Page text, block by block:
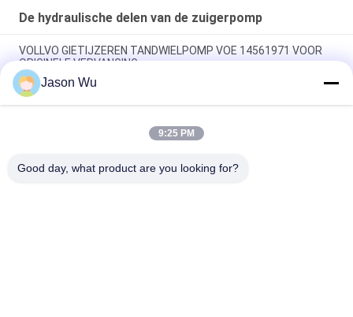
De hydraulische delen van de zuigerpomp
VOLLVO GIETIJZEREN TANDWIELPOMP VOE 14561971 VOOR
ORIGINELE VERVANGING
VOLLVO GIETIJZEREN TANDWIELPOMP VOE 14537295 VOOR
ORIGINELE VERVANGING
VOLLVO GEGEERPOMP VOE 14782798 voor de oorspronkelijke
Jason Wu
9:25 PM
Good day, what product are you looking for?